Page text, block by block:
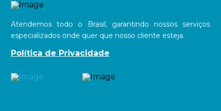
Atendemos todo o Brasil, garantindo nossos serviços
especializados onde quer que nosso cliente esteja.
Política de Privacidade